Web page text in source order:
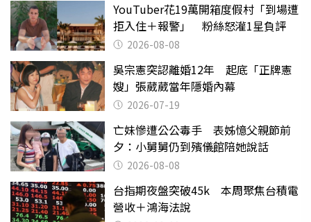
YouTuber花19萬開箱度假村「到場遭
拒入住＋報警」 粉絲怒灌1星負評
2026-08-08
吳宗憲突認離婚12年 起底「正牌憲
嫂」張葳葳當年隱婚內幕
2026-07-19
亡妹慘遭公公毒手 表姊憶父親節前
夕：小舅舅仍到殯儀館陪她說話
2026-08-08
台指期夜盤突破45k 本周聚焦台積電
營收＋鴻海法說